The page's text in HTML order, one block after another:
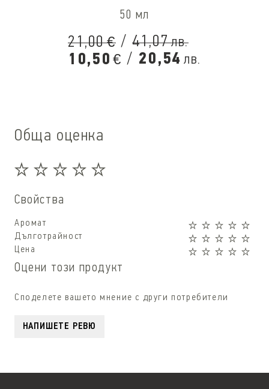
50 мл
21,00€ / 41,07лв.
10,50 € / 20,54 лв.
Обща оценка
Свойства
Аромат
Дълготрайност
Цена
Оцени този продукт
Споделете вашето мнение с други потребители
НАПИШЕТЕ РЕВЮ